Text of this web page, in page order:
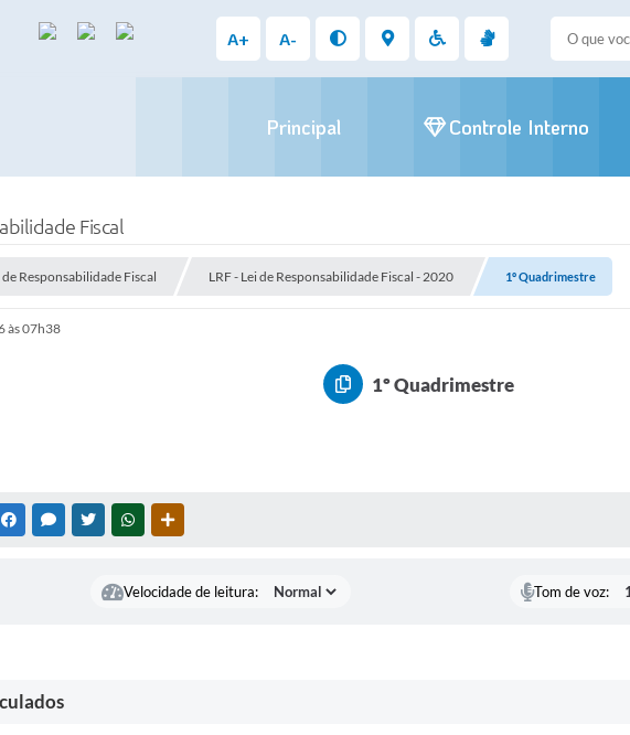
A+ A-
Principal Controle Interno
Fiscal
de Responsabilidade Fiscal LRF - Lei de Responsabilidade Fiscal - 2020 1º Quadrimestre
às 07h38
1º Quadrimestre
FACEBOOKMESSENGER
TWITTERWHATSAPP
Velocidade de leitura: Tom de voz: